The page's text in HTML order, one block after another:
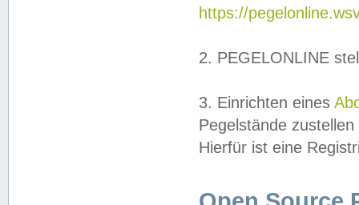
https://
2. PEGELONLINE
3. Einrichten eines
Pegelstände
Hierfür ist eine